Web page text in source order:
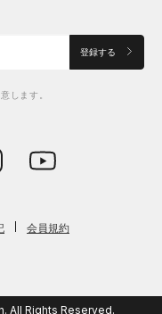
登録する
します。
会員規約
All Rights Reserved.